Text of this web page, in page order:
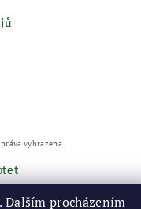
vyhrazena
Dalším procházením